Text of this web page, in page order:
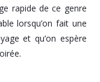
rapide de ce genre
lorsqu’on fait une
et qu’on espère